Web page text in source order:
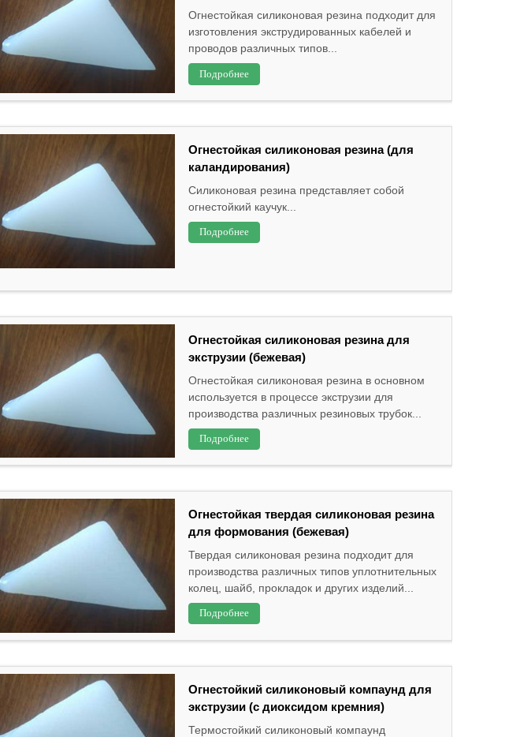
Огнестойкая силиконовая резина подходит для
изготовления экструдированных кабелей и
проводов различных типов...
Подробнее
Огнестойкая силиконовая резина (для
каландирования)
Силиконовая резина представляет собой
огнестойкий каучук...
Подробнее
Огнестойкая силиконовая резина для
экструзии (бежевая)
Огнестойкая силиконовая резина в основном
используется в процессе экструзии для
производства различных резиновых трубок...
Подробнее
Огнестойкая твердая силиконовая резина
для формования (бежевая)
Твердая силиконовая резина подходит для
производства различных типов уплотнительных
колец, шайб, прокладок и других изделий...
Подробнее
Огнестойкий силиконовый компаунд для
экструзии (с диоксидом кремния)
Термостойкий силиконовый компаунд